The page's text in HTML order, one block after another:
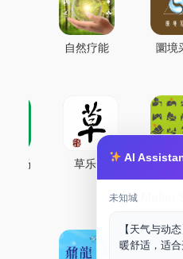
AI
未知城
【天气与动
暖舒适，适合
自然疗能 圜境
药场 草乐村 中药剂